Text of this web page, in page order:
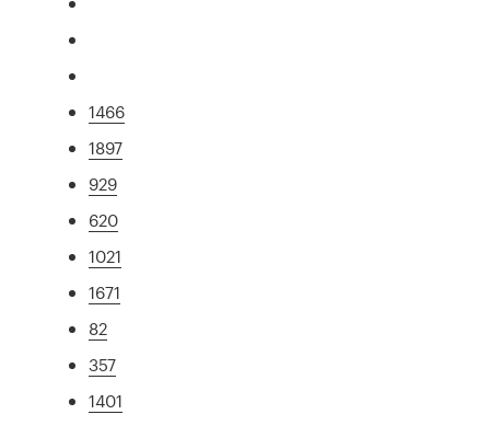
1466
1897
929
620
1021
1671
82
357
1401